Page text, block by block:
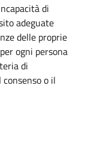
di
adeguate
delle proprie
ogni persona
di
o il